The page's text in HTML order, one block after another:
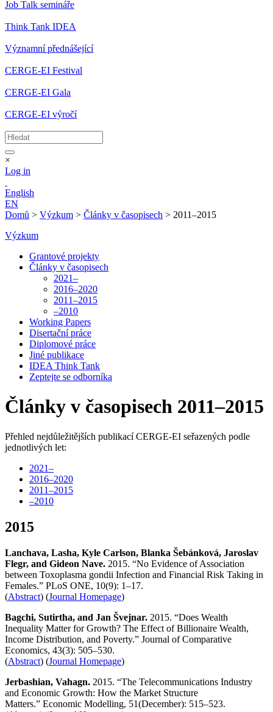
Job Talk semináře
Think Tank IDEA
Významní přednášející
CERGE-EI Festival
CERGE-EI Gala
CERGE-EI výročí
×
Log in
English
EN
Domů > Výzkum > Články v časopisech > 2011–2015
Výzkum
Grantové projekty
Články v časopisech
2021–
2016–2020
2011–2015
–2010
Working Papers
Disertační práce
Diplomové práce
Jiné publikace
IDEA Think Tank
Zeptejte se odborníka
Články v časopisech 2011–2015
Přehled nejdůležitějších publikací CERGE-EI seřazených podle
jednotlivých let:
2021–
2016–2020
2011–2015
–2010
2015
Lanchava, Lasha, Kyle Carlson, Blanka Šebánková, Jaroslav
Flegr, and Gideon Nave. 2015. “No Evidence of Association
between Toxoplasma gondii Infection and Financial Risk Taking in
Females.” PLoS ONE, 10(9): 1–17.
(Abstract) (Journal Homepage)
Bagchi, Sutirtha, and Jan Švejnar. 2015. “Does Wealth
Inequality Matter for Growth? The Effect of Billionaire Wealth,
Income Distribution, and Poverty.” Journal of Comparative
Economics, 43(3): 505–530.
(Abstract) (Journal Homepage)
Jerbashian, Vahagn. 2015. “The Telecommunications Industry
and Economic Growth: How the Market Structure
Matters.” Economic Modelling, 51(December): 515–523.